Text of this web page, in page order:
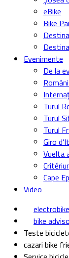
eBike
Bike
Evenimente
De la
Turul
Turul
Turul
Giro
Vuelta
Cape
Video
electrobike
bike
Teste
cazari bike